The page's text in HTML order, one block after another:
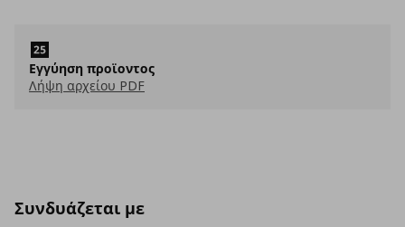
Εγγύηση προϊοντος
Λήψη αρχείου PDF
Συνδυάζεται με